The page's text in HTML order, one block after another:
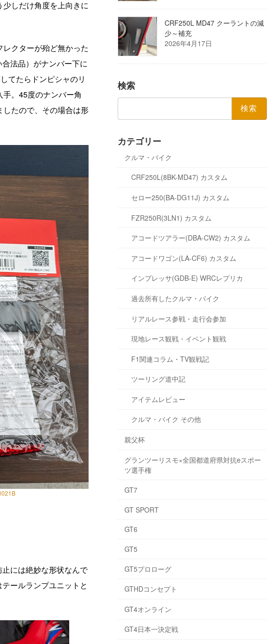
しだけ角度を上向きに
クターが殆ど無かった
法品）がナンバー下に
てたらドンピシャのリ
手。45度のナンバー角
たので、その場合は形
には絶妙な形状なんで
ールランプユニットと
CRF250L MD47 クーラントの減
少～補充
2026年4月17日
検索
カテゴリー
クルマ・バイク
CRF250L(8BK-MD47) カスタム
セロー250(BA-DG11J) カスタム
FZR250R(3LN1) カスタム
アコードツアラー(DBA-CW2) カスタム
アコードワゴン(LA-CF6) カスタム
インプレッサ(GDB-E) WRCレプリカ
過去所有したクルマ・バイク
リアルレース参戦・走行会参加
現地レース観戦・イベント観戦
F1関連コラム・TV観戦記
ツーリング道中記
アイテムレビュー
クルマ・バイク その他
親父杯
グランツーリスモ×全国都道府県対抗eスポー
ツ選手権
GT7
GT SPORT
GT6
GT5
GT5プロローグ
GTHDコンセプト
GT4オンライン
GT4日本一決定戦